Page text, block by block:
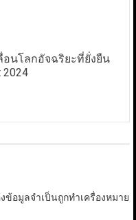
อนโลกอัจฉริยะที่ยั่งยืน
2024
ข้อมูลจำเป็นถูกทำเครื่องหมาย